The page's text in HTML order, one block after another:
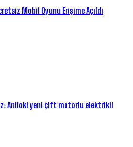
Mobil Oyunu Erişime Açıldı
Aniioki yeni çift motorlu elektrikli